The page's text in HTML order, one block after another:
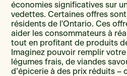
économies significatives sur
vedettes. Certaines offres
résidents de l'Ontario. Ces
aider les consommateurs à
tout en profitant de produits
Imaginez pouvoir remplir
légumes frais, de viandes
d’épicerie à des prix réduits –